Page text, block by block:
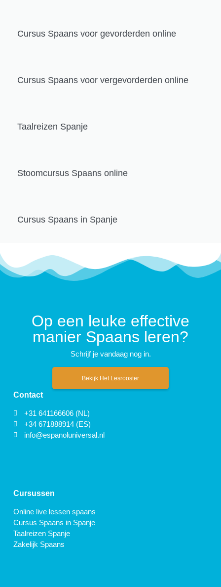
Cursus Spaans voor gevorderden online
Cursus Spaans voor vergevorderden online
Taalreizen Spanje
Stoomcursus Spaans online
Cursus Spaans in Spanje
Op een leuke effective
manier Spaans leren?
Schrijf je vandaag nog in.
Bekijk Het Lesrooster
Contact
+31 641166606 (NL)
+34 671888914 (ES)
info@espanoluniversal.nl
Cursussen
Online live lessen spaans
Cursus Spaans in Spanje
Taalreizen Spanje
Zakelijk Spaans